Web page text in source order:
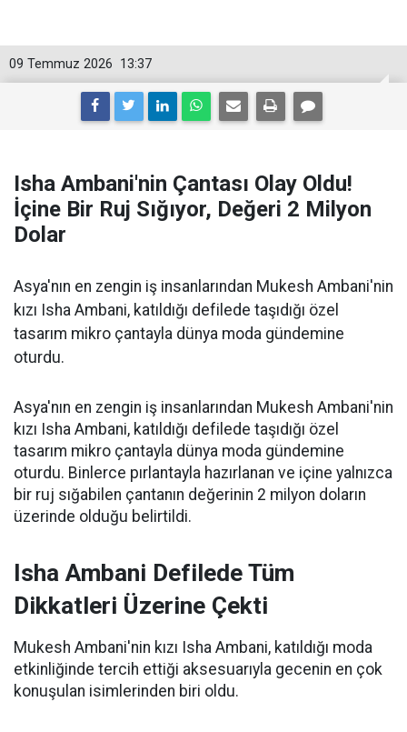
13:37
09 Temmuz 2026
Isha Ambani'nin Çantası Olay Oldu!
İçine Bir Ruj Sığıyor, Değeri 2 Milyon
Dolar
Asya'nın en zengin iş insanlarından Mukesh Ambani'nin
kızı Isha Ambani, katıldığı defilede taşıdığı özel
tasarım mikro çantayla dünya moda gündemine
oturdu.
Asya'nın en zengin iş insanlarından Mukesh Ambani'nin
kızı Isha Ambani, katıldığı defilede taşıdığı özel
tasarım mikro çantayla dünya moda gündemine
oturdu. Binlerce pırlantayla hazırlanan ve içine yalnızca
bir ruj sığabilen çantanın değerinin 2 milyon doların
üzerinde olduğu belirtildi.
Isha Ambani Defilede Tüm
Dikkatleri Üzerine Çekti
Mukesh Ambani'nin kızı Isha Ambani, katıldığı moda
etkinliğinde tercih ettiği aksesuarıyla gecenin en çok
konuşulan isimlerinden biri oldu.